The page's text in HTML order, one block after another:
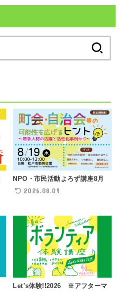
索:
NPO・市民活動よろず講座8月
2026.08.09
Let’s体験!!2026 ※アフターマ